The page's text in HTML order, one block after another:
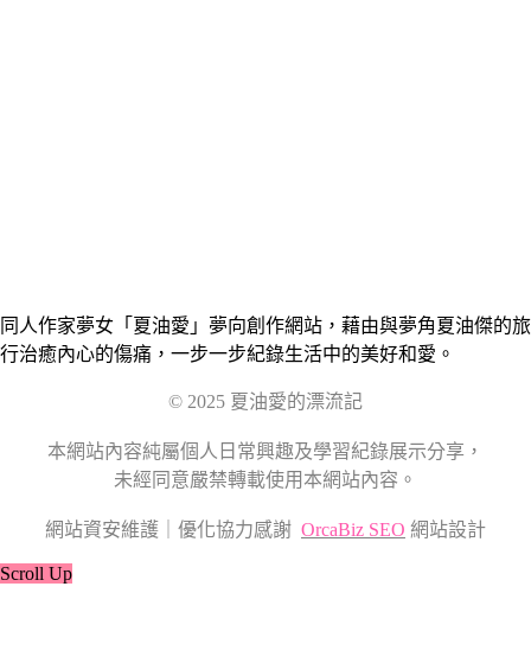
同人作家夢女「夏油愛」夢向創作網站，藉由與夢角夏油傑的旅
行治癒內心的傷痛，一步一步紀錄生活中的美好和愛。
© 2025 夏油愛的漂流記
本網站內容純屬個人日常興趣及學習紀錄展示分享，
未經同意嚴禁轉載使用本網站內容。
網站資安維護｜優化協力感謝 OrcaBiz SEO 網站設計
Scroll Up